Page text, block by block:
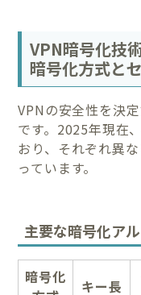
VPN暗号化技
暗号化方式と
VPNの安全性を決
です。2025年現在
おり、それぞれ異
っています。
主要な暗号化ア
暗号化
キー長